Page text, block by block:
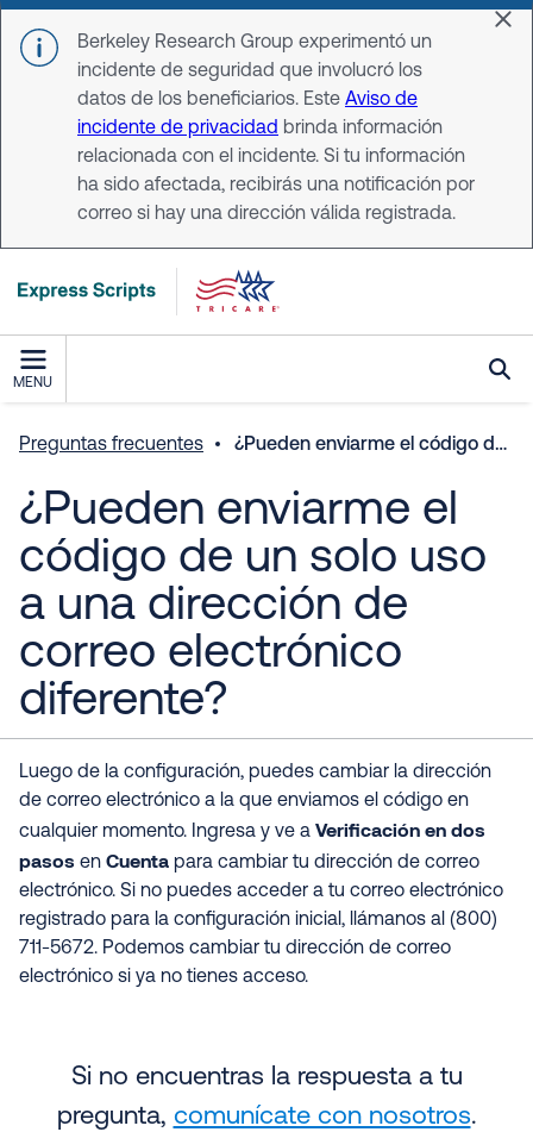
Skip to main content
Berkeley Research Group experimentó un
incidente de seguridad que involucró los
datos de los beneficiarios. Este Aviso de
incidente de privacidad brinda información
relacionada con el incidente. Si tu información
ha sido afectada, recibirás una notificación por
correo si hay una dirección válida registrada.
MENU
Preguntas frecuentes ¿Pueden enviarme el código de un solo uso a una dirección de correo electrónico diferente?
¿Pueden enviarme el
código de un solo uso
a una dirección de
correo electrónico
diferente?
Luego de la configuración, puedes cambiar la dirección
de correo electrónico a la que enviamos el código en
cualquier momento. Ingresa y ve a Verificación en dos
pasos en Cuenta para cambiar tu dirección de correo
electrónico. Si no puedes acceder a tu correo electrónico
registrado para la configuración inicial, llámanos al (800)
711-5672. Podemos cambiar tu dirección de correo
electrónico si ya no tienes acceso.
Si no encuentras la respuesta a tu
pregunta, comunícate con nosotros.